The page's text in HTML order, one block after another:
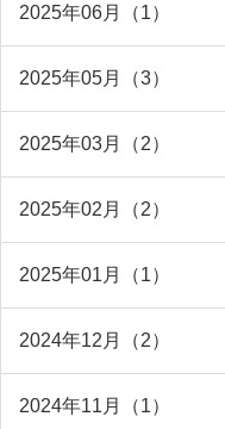
2025年06月（1）
2025年05月（3）
2025年03月（2）
2025年02月（2）
2025年01月（1）
2024年12月（2）
2024年11月（1）